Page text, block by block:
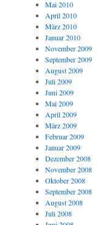
Mai 2010
April 2010
März 2010
Januar 2010
November 2009
September 2009
August 2009
Juli 2009
Juni 2009
Mai 2009
April 2009
März 2009
Februar 2009
Januar 2009
Dezember 2008
November 2008
Oktober 2008
September 2008
August 2008
Juli 2008